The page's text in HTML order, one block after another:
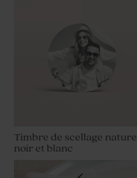
Timbre de scellage nature
noir et blanc